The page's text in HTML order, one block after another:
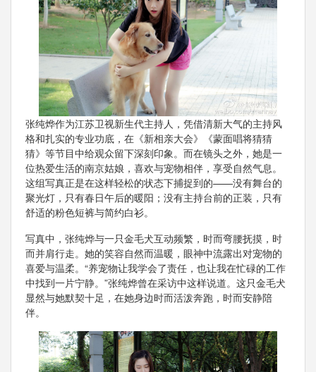
张纯烨作为江苏卫视新生代主持人，凭借清新大气的主持风
格和扎实的专业功底，在《新相亲大会》《蒙面唱将猜猜
猜》等节目中给观众留下深刻印象。而在镜头之外，她是一
位热爱生活的南京姑娘，喜欢与宠物相伴，享受自然气息。
这组写真正是在这样轻松的状态下捕捉到的——没有舞台的
聚光灯，只有春日午后的暖阳；没有主持台前的正装，只有
舒适的粉色短裤与简约白衫。
写真中，张纯烨与一只金毛犬互动频繁，时而弯腰抚摸，时
而并肩行走。她的笑容自然而温暖，眼神中流露出对宠物的
喜爱与温柔。“养宠物让我学会了责任，也让我在忙碌的工作
中找到一片宁静。”张纯烨曾在采访中这样说道。这只金毛犬
显然与她默契十足，在她身边时而活泼奔跑，时而安静陪
伴。